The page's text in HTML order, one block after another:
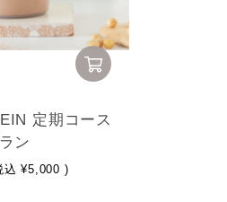
定期コース
ン
込 ¥5,000 )